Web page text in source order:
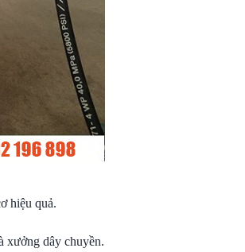
hiệu quả.
xưởng dây chuyền.